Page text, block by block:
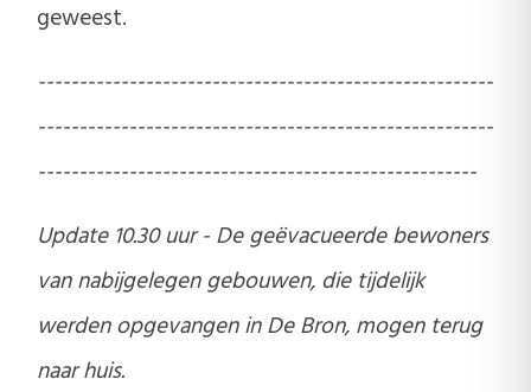
geweest.
-------------------------------------------------------
-------------------------------------------------------
-----------------------------------------------------
Update 10.30 uur - De geëvacueerde bewoners
van nabijgelegen gebouwen, die tijdelijk
werden opgevangen in De Bron, mogen terug
naar huis.